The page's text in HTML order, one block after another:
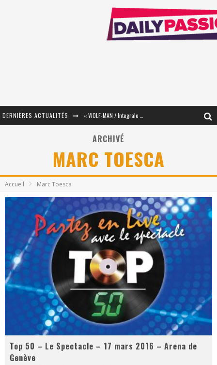
DERNIÈRES ACTUALITÉS
« Mon Village Révolté » - Combattre un Projet !
« Le Béton et le Bambou / Propositions pour Mayotte et le Monde. » - Améliorations !
PsyRiver 2026 : la magie revient sur les rives de l’Aar
« MOFUSAND / Parler Japonais » – Des Expressions Pratiques !
« Dr Wertham / L’homme qui étudia les tueurs en série » - Un Métier à Risque !
Assassin's Creed Black Flag Resynced
« Le Vent dand les Saules » - Une Belle Histoire !
« Damn Them All » - Un duo de Choc !
ARCHIVÉ
MARC TOESCA
Accueil Marc Toesca
Top 50 – Le Spectacle – 17 mars 2016 – Arena de
Genève